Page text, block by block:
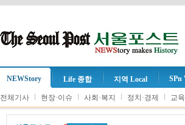
NEWStory Life 종합 지역 Local SPn
전체기사 l 현장·이슈 l 사회·복지 l 정치·경제 l 교